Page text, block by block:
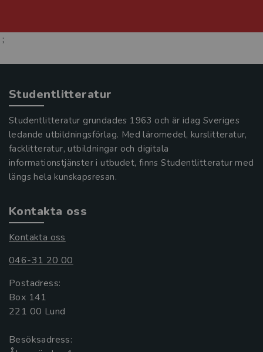
;
Studentlitteratur
Studentlitteratur grundades 1963 och är idag Sveriges
ledande utbildningsförlag. Med läromedel, kurslitteratur,
facklitteratur, utbildningar och digitala
informationstjänster i utbudet, finns Studentlitteratur med
längs hela kunskapsresan.
Kontakta oss
Kontakta oss
046-31 20 00
Postadress:
Box 141
221 00 Lund
Besöksadress: